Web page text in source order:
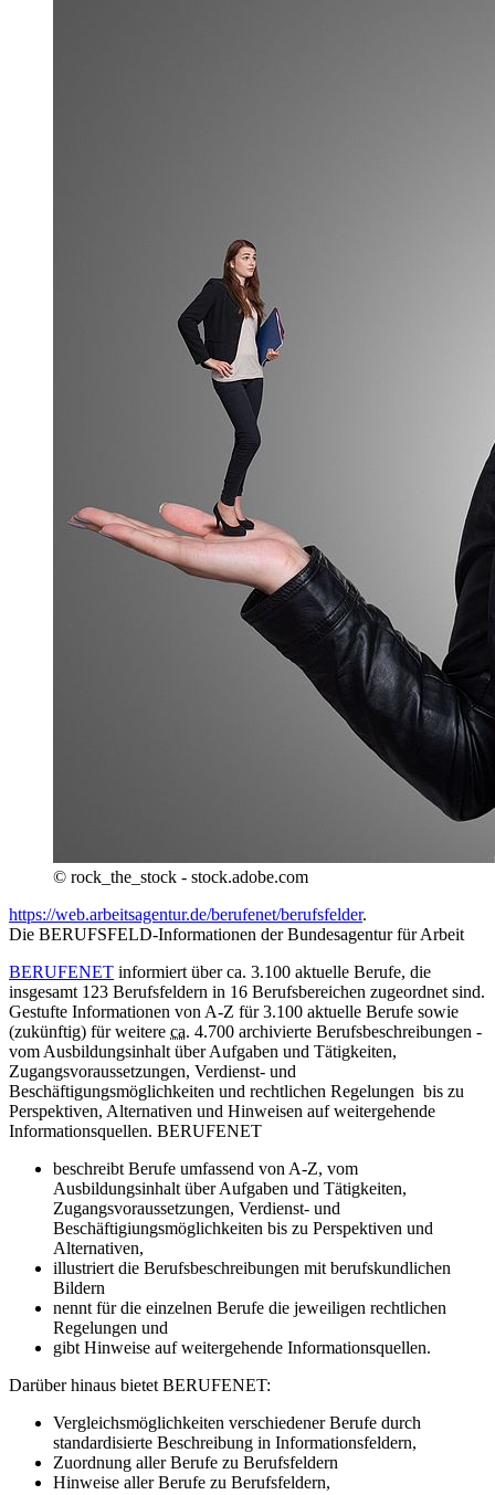
© rock_the_stock - stock.adobe.com
https://web.arbeitsagentur.de/berufenet/berufsfelder.
Die BERUFSFELD-Informationen der Bundesagentur für Arbeit
BERUFENET informiert über ca. 3.100 aktuelle Berufe, die
insgesamt 123 Berufsfeldern in 16 Berufsbereichen zugeordnet sind.
Gestufte Informationen von A-Z für 3.100 aktuelle Berufe sowie
(zukünftig) für weitere ca. 4.700 archivierte Berufsbeschreibungen -
vom Ausbildungsinhalt über Aufgaben und Tätigkeiten,
Zugangsvoraussetzungen, Verdienst- und
Beschäftigungsmöglichkeiten und rechtlichen Regelungen bis zu
Perspektiven, Alternativen und Hinweisen auf weitergehende
Informationsquellen. BERUFENET
beschreibt Berufe umfassend von A-Z, vom
Ausbildungsinhalt über Aufgaben und Tätigkeiten,
Zugangsvoraussetzungen, Verdienst- und
Beschäftigiungsmöglichkeiten bis zu Perspektiven und
Alternativen,
illustriert die Berufsbeschreibungen mit berufskundlichen
Bildern
nennt für die einzelnen Berufe die jeweiligen rechtlichen
Regelungen und
gibt Hinweise auf weitergehende Informationsquellen.
Darüber hinaus bietet BERUFENET:
Vergleichsmöglichkeiten verschiedener Berufe durch
standardisierte Beschreibung in Informationsfeldern,
Zuordnung aller Berufe zu Berufsfeldern
Hinweise aller Berufe zu Berufsfeldern,